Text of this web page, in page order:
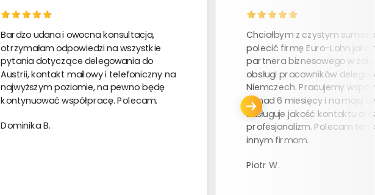
Bardzo udana i owocna konsultacja,
otrzymałam odpowiedzi na wszystkie
pytania dotyczące delegowania do
Austrii, kontakt mailowy i telefoniczny na
najwyższym poziomie, na pewno będę
kontynuować współpracę. Polecam.
Dominika B.
Chciałbym z czystym
polecić firmę Euro-Lohn jako
partnera biznesowego w
obsługi pracowników
Niemczech. Pracujemy
ponad 6 miesięcy i na moją
zasługuje jakość kontaktu
profesjonalizm. Polecam ten
innym firmom.
Piotr W.